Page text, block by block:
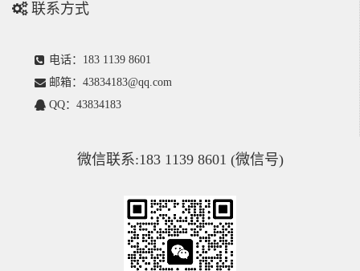
联系方式
电话：183 1139 8601
邮箱：43834183@qq.com
QQ：43834183
微信联系:183 1139 8601 (微信号)